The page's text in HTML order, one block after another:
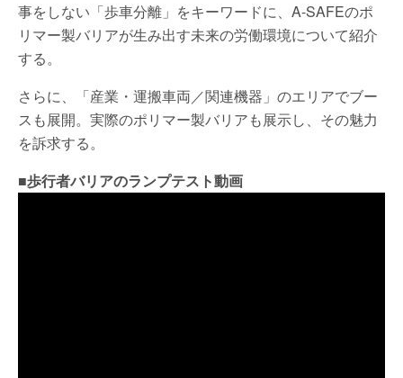
事をしない「歩車分離」をキーワードに、A-SAFEのポ
リマー製バリアが生み出す未来の労働環境について紹介
する。
さらに、「産業・運搬車両／関連機器」のエリアでブー
スも展開。実際のポリマー製バリアも展示し、その魅力
を訴求する。
■歩行者バリアのランプテスト動画